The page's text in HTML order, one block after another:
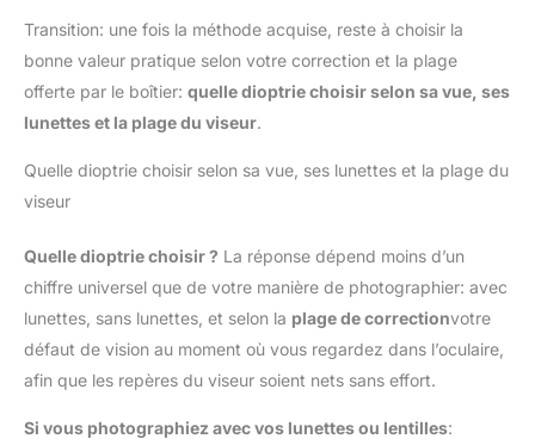
Transition: une fois la méthode acquise, reste à choisir la
bonne valeur pratique selon votre correction et la plage
offerte par le boîtier: quelle dioptrie choisir selon sa vue, ses
lunettes et la plage du viseur.
Quelle dioptrie choisir selon sa vue, ses lunettes et la plage du
viseur
Quelle dioptrie choisir ? La réponse dépend moins d’un
chiffre universel que de votre manière de photographier: avec
lunettes, sans lunettes, et selon la plage de correctionvotre
défaut de vision au moment où vous regardez dans l’oculaire,
afin que les repères du viseur soient nets sans effort.
Si vous photographiez avec vos lunettes ou lentilles: